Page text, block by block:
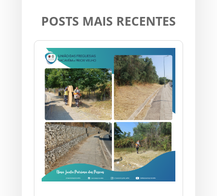
POSTS MAIS RECENTES